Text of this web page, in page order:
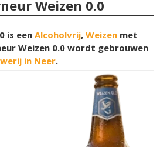
Weizen 0.0
is een Alcoholvrij, Weizen met
Weizen 0.0 wordt gebrouwen
in Neer.